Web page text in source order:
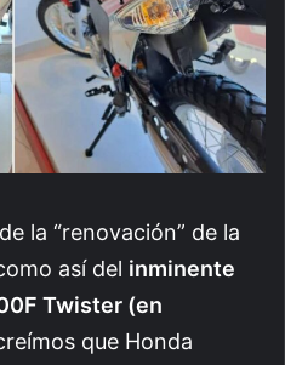
la “renovación” de la
así del inminente
Twister (en
que Honda